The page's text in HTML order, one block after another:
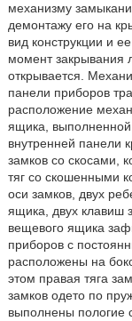
механизму
демонтажу его на
вид конструкции и
момент закрывания
открывается.
панели приборов
расположение
ящика, выполненной
внутренней панели
замков со скосами,
тяг со скошенными
оси замков, двух
ящика, двух клавиш
вещевого ящика
приборов с
расположены на
этом правая тяга
замков одето по
выполнены пологие